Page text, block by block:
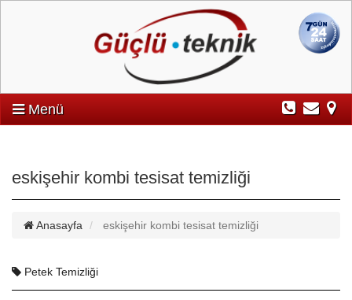
Menü
eskişehir kombi tesisat temizliği
Anasayfa eskişehir kombi tesisat temizliği
Petek Temizliği